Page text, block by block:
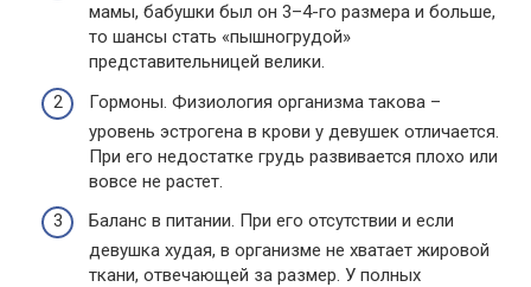
мамы, бабушки был он 3–4-го размера и больше,
то шансы стать «пышногрудой»
представительницей велики.
Гормоны. Физиология организма такова –
уровень эстрогена в крови у девушек отличается.
При его недостатке грудь развивается плохо или
вовсе не растет.
Баланс в питании. При его отсутствии и если
девушка худая, в организме не хватает жировой
ткани, отвечающей за размер. У полных